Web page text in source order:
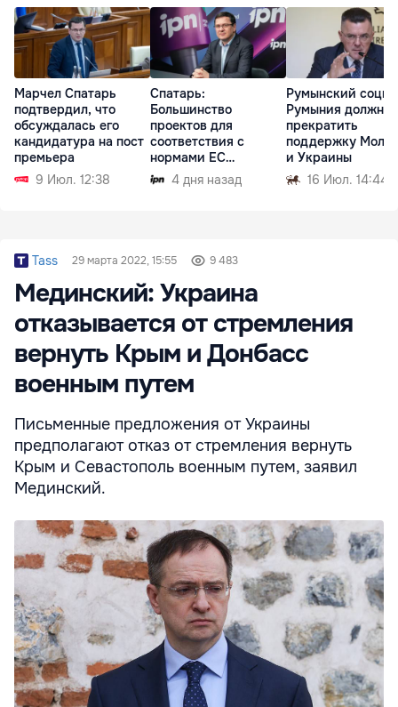
Марчел Спатарь
подтвердил, что
обсуждалась его
кандидатура на пост
премьера
9 Июл. 12:38
Спатарь:
Большинство
проектов для
соответствия с
нормами ЕС
рассмотрят осенью
4 дня назад
Румынский
Румыния должна
прекратить
поддержку
и Украины
16 Июл. 14:44
Tass 29 марта 2022, 15:55 9 483
Мединский: Украина
отказывается от стремления
вернуть Крым и Донбасс
военным путем
Письменные предложения от Украины
предполагают отказ от стремления вернуть
Крым и Севастополь военным путем, заявил
Мединский.